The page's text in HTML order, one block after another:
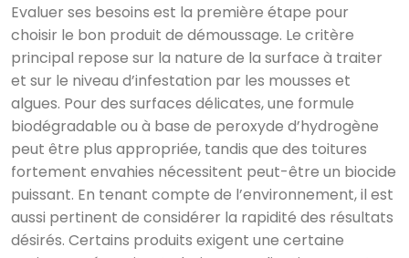
Evaluer ses besoins est la première étape pour
choisir le bon produit de démoussage. Le critère
principal repose sur la nature de la surface à traiter
et sur le niveau d’infestation par les mousses et
algues. Pour des surfaces délicates, une formule
biodégradable ou à base de peroxyde d’hydrogène
peut être plus appropriée, tandis que des toitures
fortement envahies nécessitent peut-être un biocide
puissant. En tenant compte de l’environnement, il est
aussi pertinent de considérer la rapidité des résultats
désirés. Certains produits exigent une certaine